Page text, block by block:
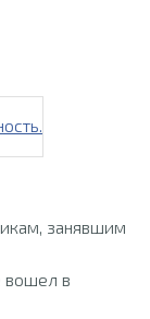
занявшим
вошел в